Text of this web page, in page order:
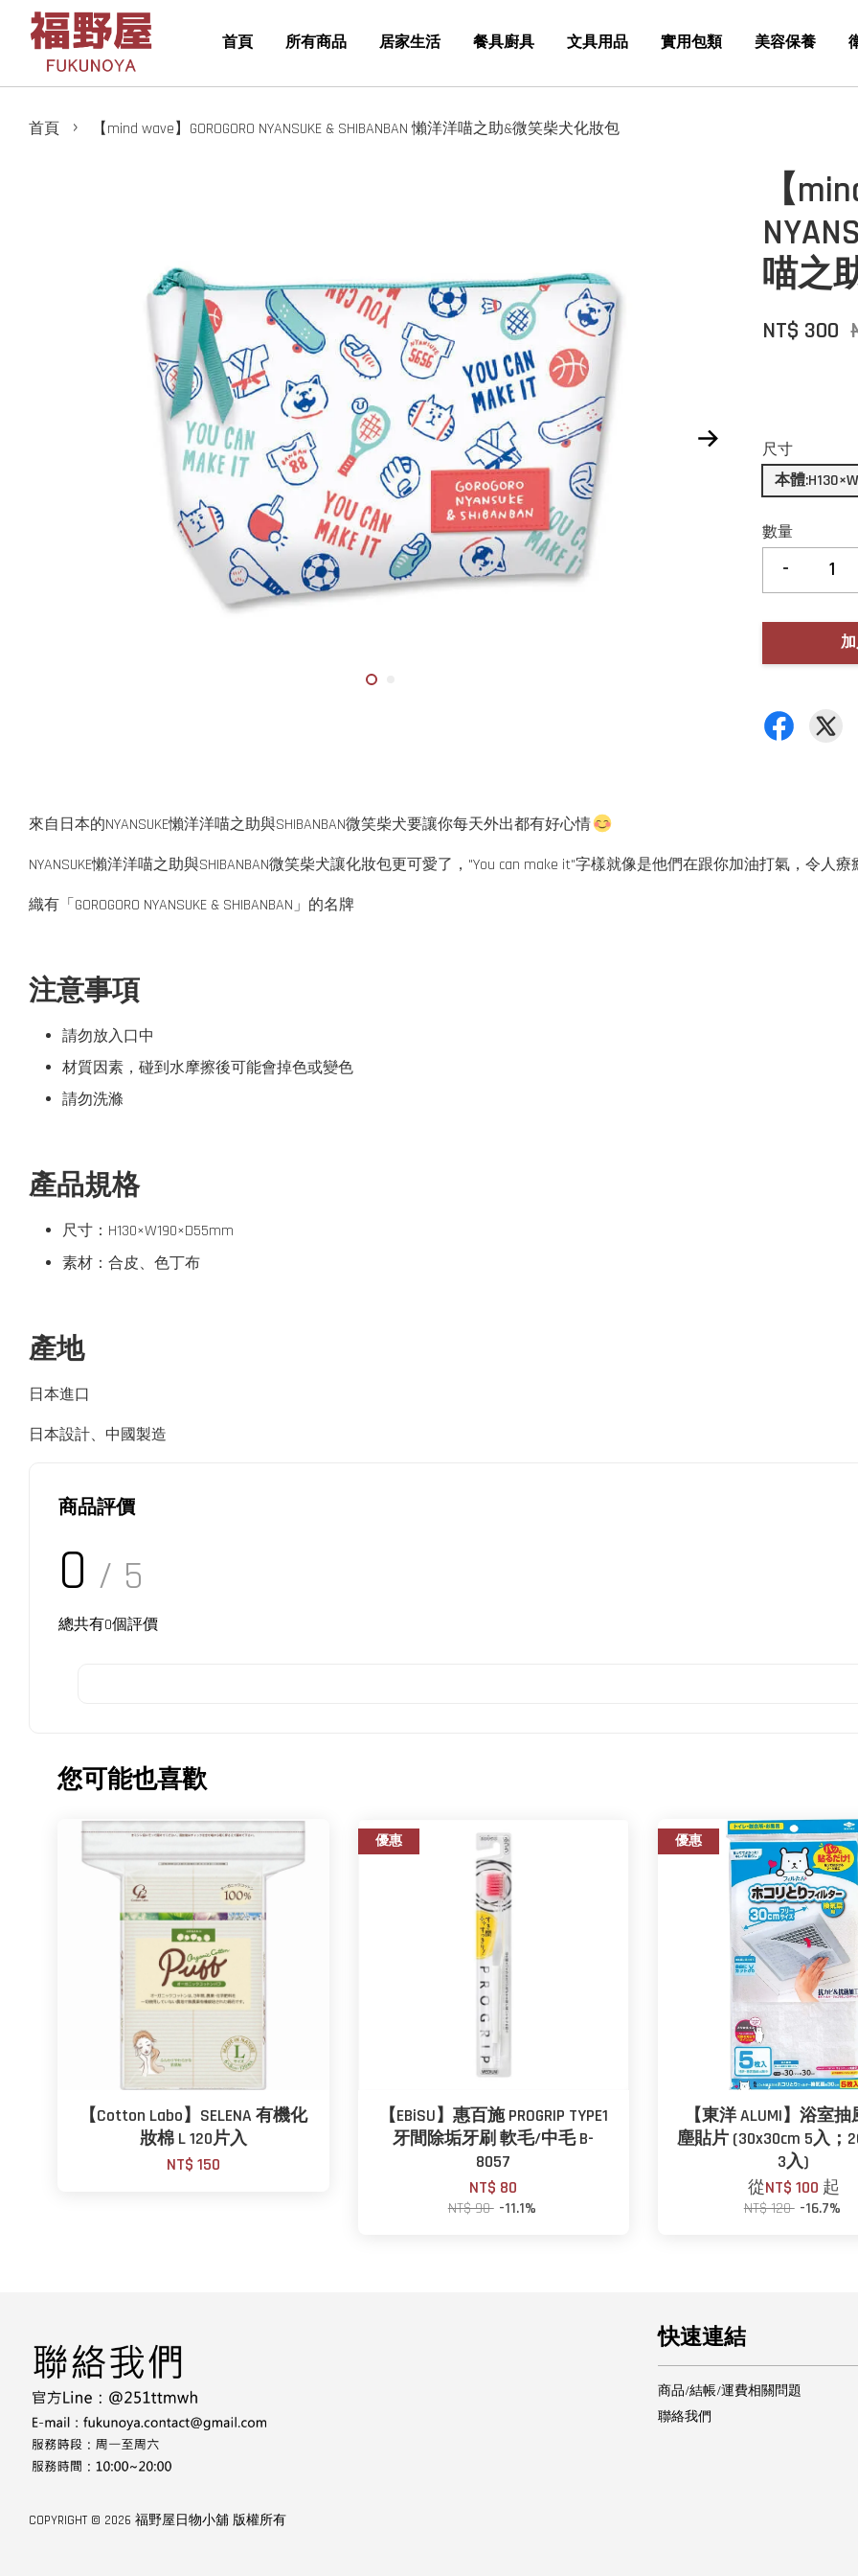
首頁 所有商品 居家生活 餐具廚具 文具用品 實用包類 美容保養
首頁 › 【mind wave】GOROGORO NYANSUKE & SHIBANBAN 懶洋洋喵之助&微笑柴犬化妝包
【
喵之
NT$ 300
尺寸
本體
數量
-
來自日本的NYANSUKE懶洋洋喵之助與SHIBANBAN微笑柴犬要讓你每天外出都有好心情
NYANSUKE懶洋洋喵之助與SHIBANBAN微笑柴犬讓化妝包更可愛了，"You can make it"字樣就像是他們在跟你加油打氣，令人療
織有「GOROGORO NYANSUKE & SHIBANBAN」的名牌
注意事項
請勿放入口中
材質因素，碰到水摩擦後可能會掉色或變色
請勿洗滌
產品規格
尺寸：H130×W190×D55mm
素材：合皮、色丁布
產地
日本進口
日本設計、中國製造
商品評價
0 / 5
總共有0個評價
您可能也喜歡
【Cotton Labo】SELENA 有機化
妝棉 L 120片入
NT$ 150
優惠
【EBiSU】惠百施 PROGRIP TYPE1
牙間除垢牙刷 軟毛/中毛 B-
8057
NT$ 80
NT$ 90 -11.1%
優惠
【東洋 ALUMI】浴室
塵貼片 (30x30cm 5入；
3入)
從NT$ 100 起
NT$ 120 -16.7%
COPYRIGHT © 2026 福野屋日物小舖 版權所有
快速連結
商品/結帳/運費相關問題
聯絡我們